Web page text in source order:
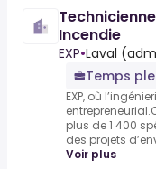
Incendie
EXP•Laval
Temps
EXP, où
plus de 1 400
des projets
Voir plus